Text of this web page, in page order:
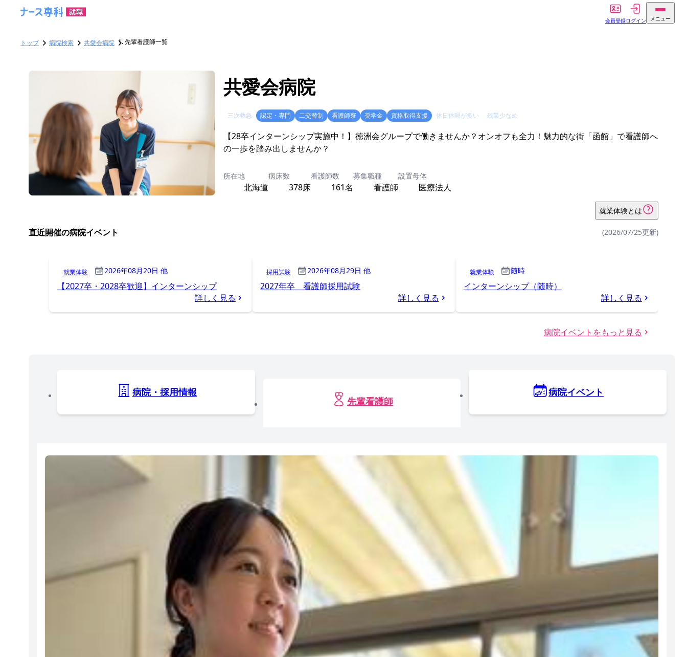
会員登録ログイン メニュー
トップ 病院検索 共愛会病院 先輩看護師一覧
共愛会病院
三次救急 認定・専門 二交替制 看護師寮 奨学金 資格取得支援 休日休暇が多い 残業少なめ
【28卒インターンシップ実施中！】徳洲会グループで働きませんか？オンオフも全力！魅力的な街「函館」で看護師へ
の一歩を踏み出しませんか？
所在地
北海道
病床数
378床
看護師数
161名
募集職種
看護師
設置母体
医療法人
就業体験とは
直近開催の病院イベント (2026/07/25更新)
就業体験 2026年08月20日 他
【2027卒・2028卒歓迎】インターンシップ
詳しく見る
採用試験 2026年08月29日 他
2027年卒 看護師採用試験
詳しく見る
就業体験 随時
インターンシップ（随時）
詳しく見る
病院イベントをもっと見る
病院・採用情報
先輩看護師
病院イベント